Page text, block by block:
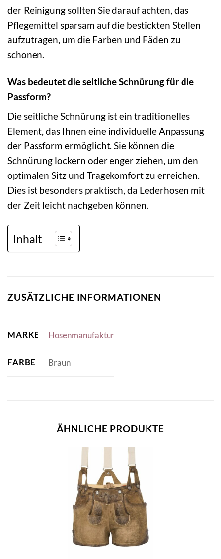
der Reinigung sollten Sie darauf achten, das
Pflegemittel sparsam auf die bestickten Stellen
aufzutragen, um die Farben und Fäden zu
schonen.
Was bedeutet die seitliche Schnürung für die
Passform?
Die seitliche Schnürung ist ein traditionelles
Element, das Ihnen eine individuelle Anpassung
der Passform ermöglicht. Sie können die
Schnürung lockern oder enger ziehen, um den
optimalen Sitz und Tragekomfort zu erreichen.
Dies ist besonders praktisch, da Lederhosen mit
der Zeit leicht nachgeben können.
Inhalt
ZUSÄTZLICHE INFORMATIONEN
MARKE Hosenmanufaktur
FARBE Braun
ÄHNLICHE PRODUKTE